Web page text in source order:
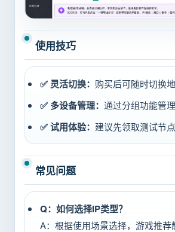
使用技巧
✅ 灵活切换： 购买后可随时切换
✅ 多设备管理： 通过分组功能管
✅ 试用体验： 建议先领取测试节
常见问题
Q：如何选择IP类型？
A：根据使用场景选择，游戏推荐